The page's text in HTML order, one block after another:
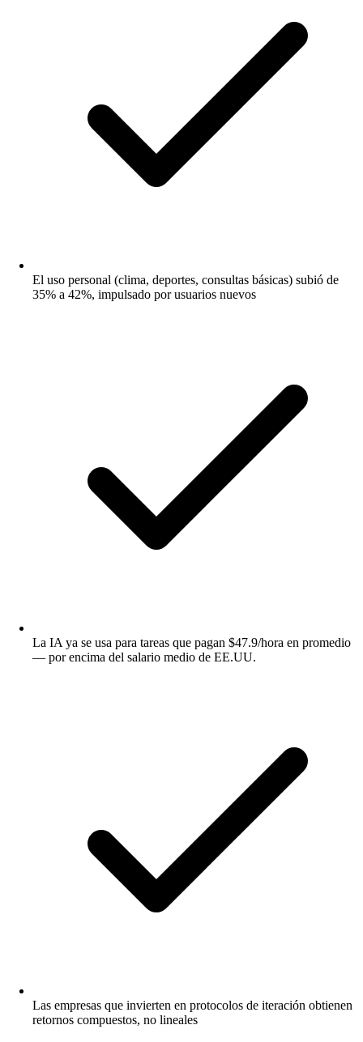
El uso personal (clima, deportes, consultas básicas) subió de
35% a 42%, impulsado por usuarios nuevos
La IA ya se usa para tareas que pagan $47.9/hora en promedio
— por encima del salario medio de EE.UU.
Las empresas que invierten en protocolos de iteración obtienen
retornos compuestos, no lineales